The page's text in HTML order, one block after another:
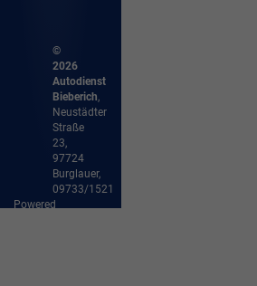
©
2026
Autodienst
Bieberich,
Neustädter
Straße
23,
97724
Burglauer,
09733/1521
Powered